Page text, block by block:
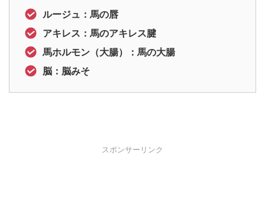
ルージュ：馬の唇
アキレス：馬のアキレス腱
馬ホルモン（大腸）：馬の大腸
脳：脳みそ
スポンサーリンク